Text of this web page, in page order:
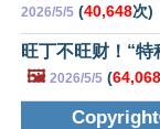
2026/5/5 (40,648次)
旺丁不旺财！“
🖼️ 2026/5/5 (64,068